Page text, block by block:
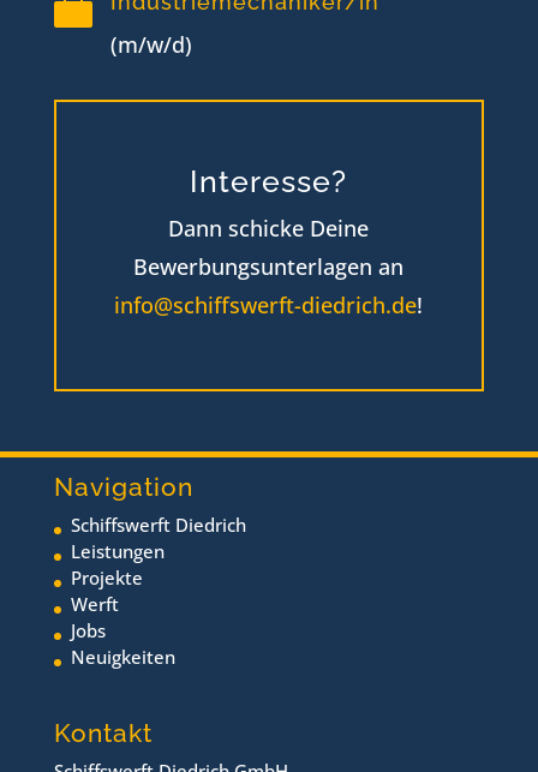

(m/w/d)
Interesse?
Dann schicke Deine
Bewerbungsunterlagen an
info@schiffswerft-diedrich.de!
Navigation
Schiffswerft Diedrich
Leistungen
Projekte
Werft
Jobs
Neuigkeiten
Kontakt